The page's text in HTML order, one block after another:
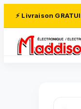
⚡ Livraison